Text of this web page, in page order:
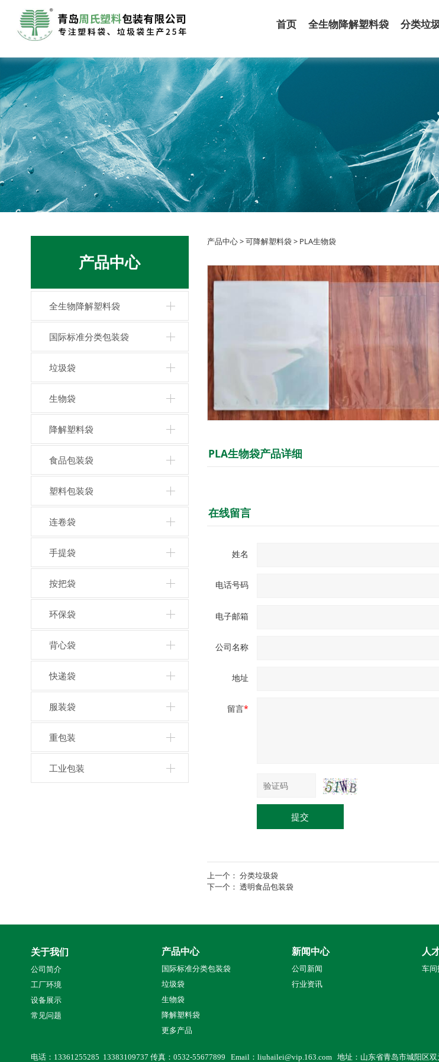
首页 全生物降解塑料袋 分类垃
产品中心
全生物降解塑料袋
国际标准分类包装袋
垃圾袋
生物袋
降解塑料袋
食品包装袋
塑料包装袋
连卷袋
手提袋
按把袋
环保袋
背心袋
快递袋
服装袋
重包装
工业包装
PLA生物袋
产品中心>可降解塑料袋> PLA生物袋
PLA生物袋产品详细
在线留言
姓名
电话号码
电子邮箱
公司名称
地址
留言*
提交
上一个： 分类垃圾袋
下一个： 透明食品包装袋
关于我们
公司简介
工厂环境
设备展示
常见问题
产品中心
国际标准分类包装袋
垃圾袋
生物袋
降解塑料袋
更多产品
新闻中心
公司新闻
行业资讯
人
车间
电话：13361255285 13383109737 传真：0532-55677899 Email：liuhailei@vip.163.com 地址：山东省青岛市城阳区双